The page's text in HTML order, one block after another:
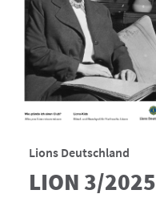
Lions Deutschland
LION 3/2025